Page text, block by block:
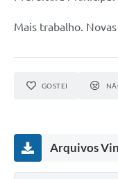
Mais trabalho.
GOSTEI
Arquivos